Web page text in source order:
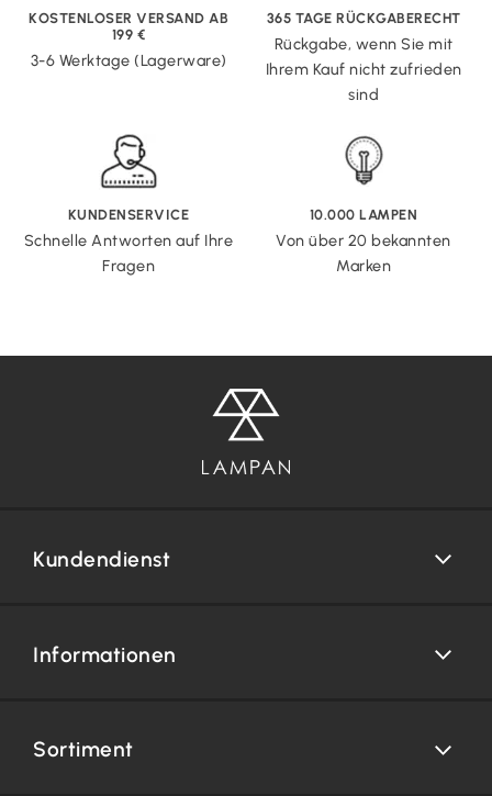
KOSTENLOSER VERSAND AB
199 €
3-6 Werktage (Lagerware)
365 TAGE RÜCKGABERECHT
Rückgabe, wenn Sie mit
Ihrem Kauf nicht zufrieden
sind
KUNDENSERVICE
Schnelle Antworten auf Ihre
Fragen
10.000 LAMPEN
Von über 20 bekannten
Marken
Kundendienst
Informationen
Sortiment